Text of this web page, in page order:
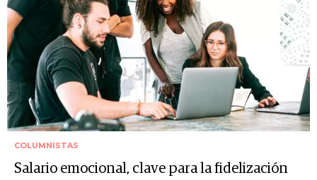
COLUMNISTAS
Salario emocional, clave para la fidelización